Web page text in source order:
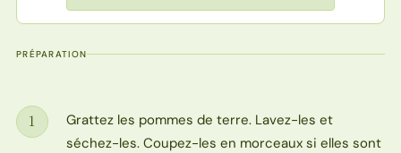
PRÉPARATION
Étape
1
Grattez les pommes de terre. Lavez-les et
séchez-les. Coupez-les en morceaux si elles sont